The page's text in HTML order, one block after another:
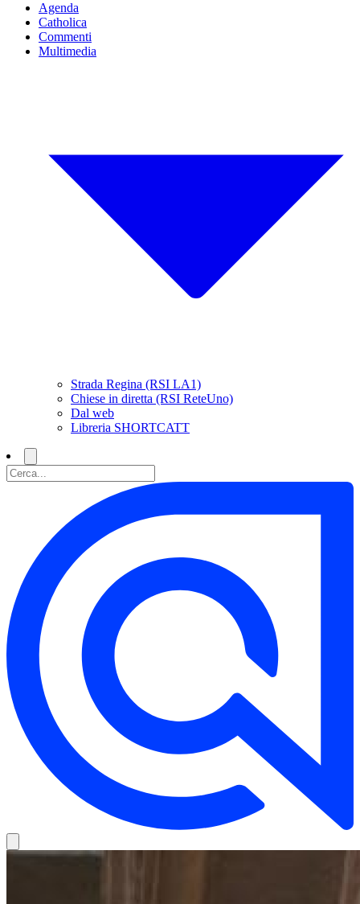
Agenda
Catholica
Commenti
Multimedia
Strada Regina (RSI LA1)
Chiese in diretta (RSI ReteUno)
Dal web
Libreria SHORTCATT